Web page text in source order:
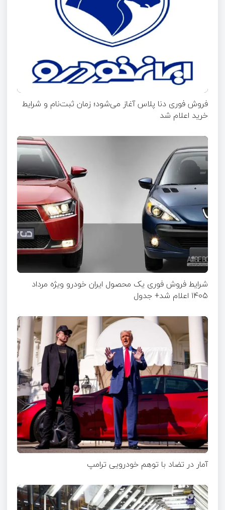
فروش فوری دنا پلاس آغاز می‌شود؛ زمان ثبت‌نام و شرایط
خرید اعلام شد
شرایط فروش فوری یک محصول ایران خودرو ویژه مرداد
۱۴۰۵ اعلام شد+ جدول
آمار در تضاد با توهم خودرویی ترامپ